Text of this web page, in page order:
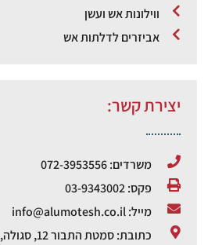
ווילונות אש ועשן
אביזרים לדלתות אש
יצירת קשר:
משרדים: 072-3953556
פקס: 03-9343002
מייל: info@alumotesh.co.il
כתובת: סמטת התבור 12, סגולה, פתח תקווה